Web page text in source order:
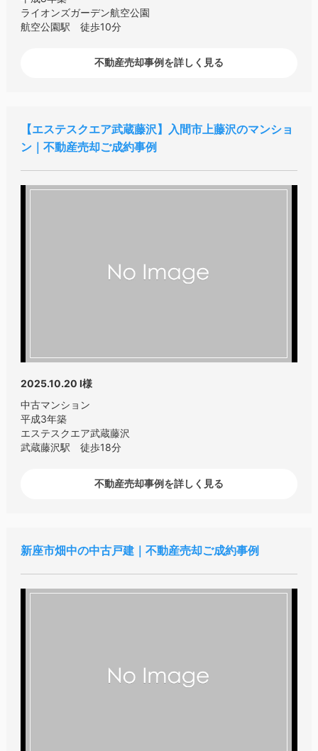
ライオンズガーデン航空公園
航空公園駅 徒歩10分
不動産売却事例を詳しく見る
エステスクエア武蔵藤沢
入間市上藤沢のマンショ
ン｜不動産売却ご成約事例
2025.10.20 I様
中古マンション
平成3年築
エステスクエア武蔵藤沢
武蔵藤沢駅 徒歩18分
不動産売却事例を詳しく見る
新座市畑中の中古戸建｜不動産売却ご成約事例